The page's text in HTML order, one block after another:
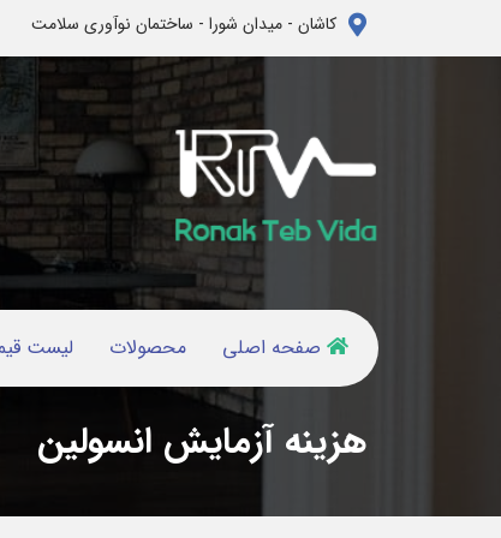
کاشان - میدان شورا - ساختمان نوآوری سلامت
صفحه اصلی محصولات لیست
هزینه آزمایش انسولین